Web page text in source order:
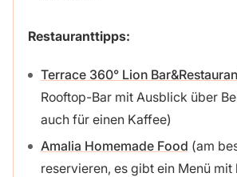
Restauranttipps:
Terrace 360° Lion
Rooftop-Bar mit Ausblick über
auch für einen Kaffee)
Amalia Homemade Food (am
reservieren, es gibt ein Menü mit